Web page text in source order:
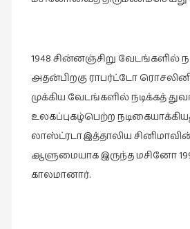
1948 சின்னஞ்சிறு வேடங்களில்
அதன்பிறகு ராபர்ட்டோ
முக்கிய வேடங்களில் நடிக்கத்
உலகப்புகழ்பெற்ற
லாஸ்ட்ரடா.இத்தாலிய சினிமாவின்
ஆளுமையாக இருந்த மசினோ
காலமானார்.